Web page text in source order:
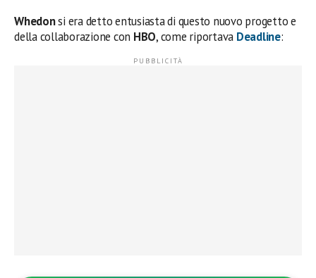
Whedonsi era detto entusiasta di questo nuovo progetto e
della collaborazione con HBO, come riportava Deadline: